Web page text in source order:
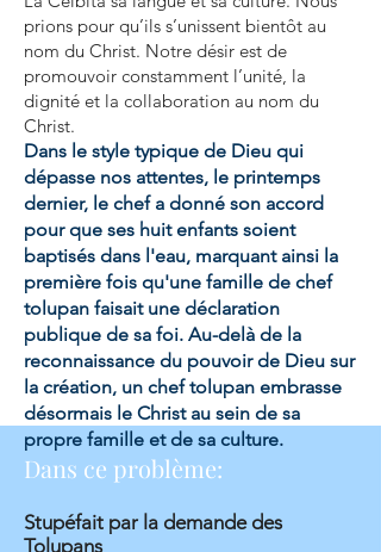
Dans ce problème:
Stupéfait par la demande des
Tolupans
prions pour qu’ils s’unissent bientôt au
nom du Christ. Notre désir est de
promouvoir constamment l’unité, la
dignité et la collaboration au nom du
Christ.
Dans le style typique de Dieu qui
dépasse nos attentes, le printemps
dernier, le chef a donné son accord
pour que ses huit enfants soient
baptisés dans l'eau, marquant ainsi la
première fois qu'une famille de chef
tolupan faisait une déclaration
publique de sa foi. Au-delà de la
reconnaissance du pouvoir de Dieu sur
la création, un chef tolupan embrasse
désormais le Christ au sein de sa
propre famille et de sa culture.